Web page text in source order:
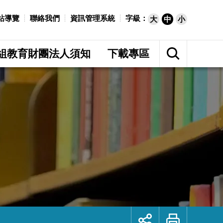
導覽 聯絡我們 資訊管理系統 字級： 大 中 小
教育財團法人須知 下載專區
展
開
網
站
尋
展
列